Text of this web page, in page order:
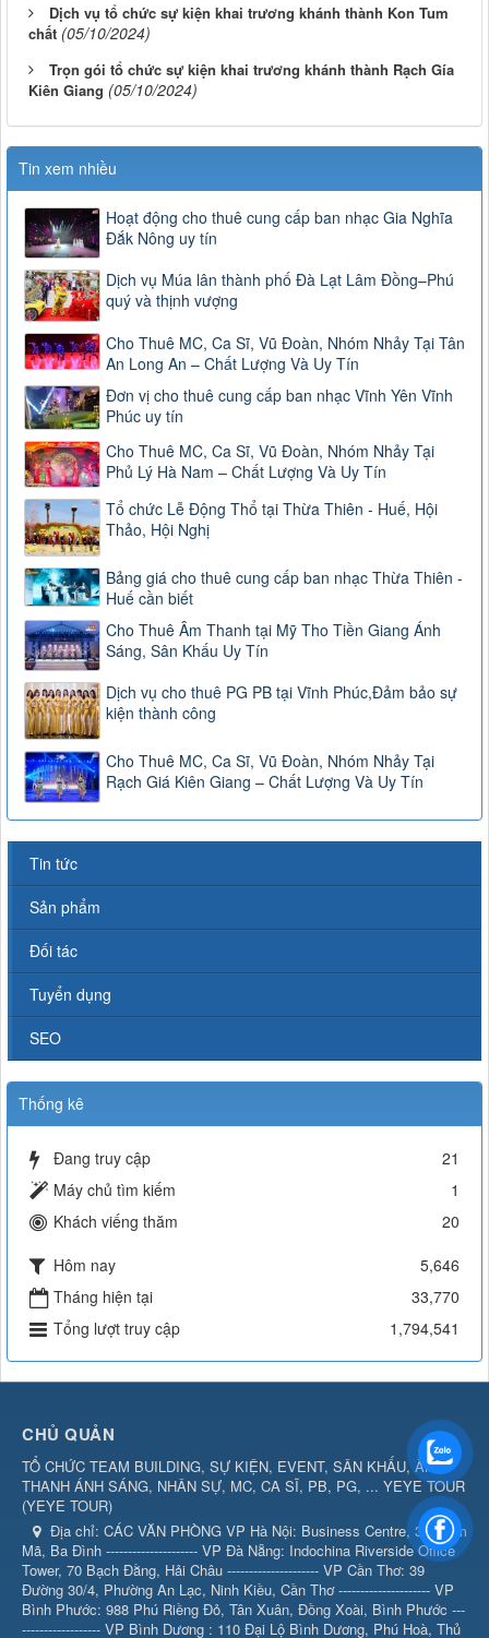
Dịch vụ tổ chức sự kiện khai trương khánh thành Kon Tum
chất (05/10/2024)
Trọn gói tổ chức sự kiện khai trương khánh thành Rạch Gía
Kiên Giang (05/10/2024)
Tin xem nhiều
Hoạt động cho thuê cung cấp ban nhạc Gia Nghĩa
Đắk Nông uy tín
Dịch vụ Múa lân thành phố Đà Lạt Lâm Đồng–Phú
quý và thịnh vượng
Cho Thuê MC, Ca Sĩ, Vũ Đoàn, Nhóm Nhảy Tại Tân
An Long An – Chất Lượng Và Uy Tín
Đơn vị cho thuê cung cấp ban nhạc Vĩnh Yên Vĩnh
Phúc uy tín
Cho Thuê MC, Ca Sĩ, Vũ Đoàn, Nhóm Nhảy Tại
Phủ Lý Hà Nam – Chất Lượng Và Uy Tín
Tổ chức Lễ Động Thổ tại Thừa Thiên - Huế, Hội
Thảo, Hội Nghị
Bảng giá cho thuê cung cấp ban nhạc Thừa Thiên -
Huế cần biết
Cho Thuê Âm Thanh tại Mỹ Tho Tiền Giang Ánh
Sáng, Sân Khấu Uy Tín
Dịch vụ cho thuê PG PB tại Vĩnh Phúc,Đảm bảo sự
kiện thành công
Cho Thuê MC, Ca Sĩ, Vũ Đoàn, Nhóm Nhảy Tại
Rạch Giá Kiên Giang – Chất Lượng Và Uy Tín
Tin tức
Sản phẩm
Đối tác
Tuyển dụng
SEO
Thống kê
Đang truy cập
21
Máy chủ tìm kiếm
1
Khách viếng thăm
20
Hôm nay
5,646
Tháng hiện tại
33,770
Tổng lượt truy cập
1,794,541
CHỦ QUẢN
TỔ CHỨC TEAM BUILDING, SỰ KIỆN, EVENT, SÂN KHẤU, ÂM
THANH ÁNH SÁNG, NHÂN SỰ, MC, CA SĨ, PB, PG, ... YEYE TOUR
(YEYE TOUR)
Địa chỉ: CÁC VĂN PHÒNG VP Hà Nội: Business Centre, 360 Kim
Mã, Ba Đình --------------------- VP Đà Nẵng: Indochina Riverside Office
Tower, 70 Bạch Đằng, Hải Châu --------------------- VP Cần Thơ: 39
Đường 30/4, Phường An Lạc, Ninh Kiều, Cần Thơ --------------------- VP
Bình Phước: 988 Phú Riềng Đỏ, Tân Xuân, Đồng Xoài, Bình Phước ---
------------------ VP Bình Dương : 110 Đại Lộ Bình Dương, Phú Hoà, Thủ